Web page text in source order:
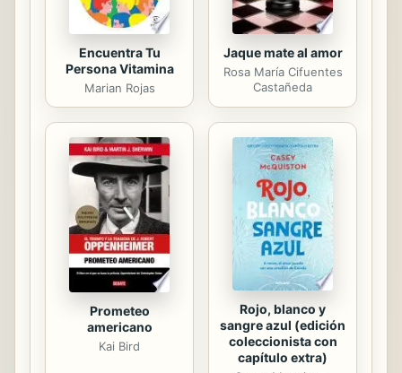
Encuentra Tu
Persona Vitamina
Marian Rojas
Jaque mate al amor
Rosa María Cifuentes
Castañeda
Prometeo
americano
Kai Bird
Rojo, blanco y
sangre azul (edición
coleccionista con
capítulo extra)